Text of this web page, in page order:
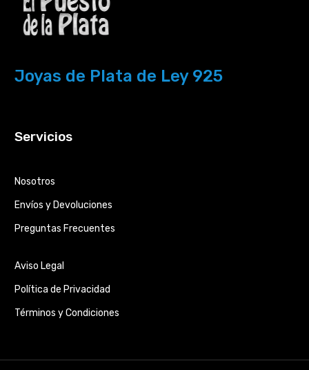
Joyas de Plata de Ley 925
Servicios
Nosotros
Envíos y Devoluciones
Preguntas Frecuentes
Aviso Legal
Política de Privacidad
Términos y Condiciones